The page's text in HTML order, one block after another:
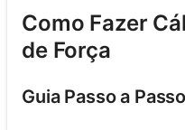
Como Fazer
de Força
Guia Passo a Passo